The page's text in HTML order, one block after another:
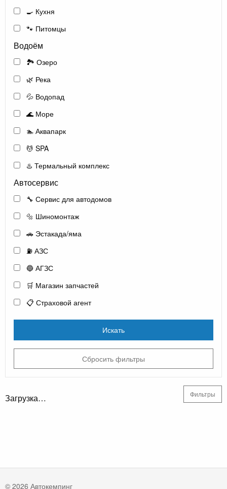
🍳 Кухня
🐾 Питомцы
Водоём
🏞️ Озеро
🌿 Река
💦 Водопад
🌊 Море
🏊 Аквапарк
💆 SPA
♨️ Термальный комплекс
Автосервис
🔧 Сервис для автодомов
🔩 Шиномонтаж
🚗 Эстакада/яма
⛽ АЗС
🔵 АГЗС
🛒 Магазин запчастей
📋 Страховой агент
Искать
Сбросить фильтры
Загрузка… Фильтры
© 2026 Автокемпинг